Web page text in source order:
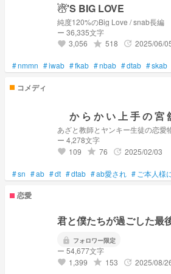
☃︎'S BIG LOVE
純度120%のBig Love / snab長編
ー 36,335文字
favorite 3,056 grade 518 update 2025/06/
#nmmn #iwab #fkab #nbab #dtab #skab
コメディ
ー 4,278文字
favorite 109 grade 76 update 2025/02/03
#sn #ab #dt #dtab #ab愛され # ご本人様
恋愛
君と僕たちが過ごした最
lock フォロワー限定
ー 54,677文字
favorite 1,399 grade 153 update 2025/08/